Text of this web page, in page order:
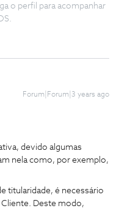
o perfil para acompanhar
Forum|Forum|3 years ago
devido algumas
nela como, por exemplo,
titularidade, é necessário
Deste modo,